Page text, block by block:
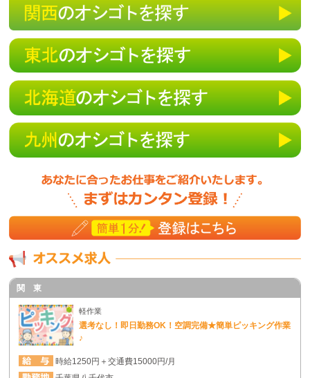
関 東
軽作業
選考なし！即日勤務OK！空調完備★簡単ピッキング作業
♪
時給1250円＋交通費15000円/月